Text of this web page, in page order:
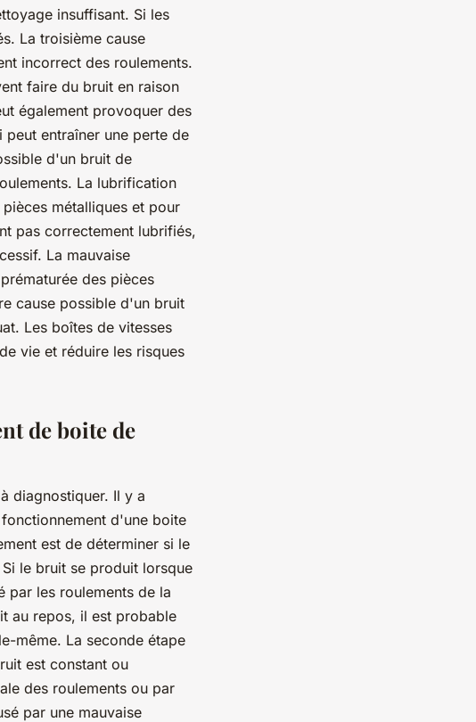
insuffisant. Si les
La troisième cause
incorrect des roulements.
faire du bruit en raison
également provoquer des
entraîner une perte de
d'un bruit de
La lubrification
métalliques et pour
pas correctement lubrifiés,
La mauvaise
des pièces
cause possible d'un bruit
Les boîtes de vitesses
vie et réduire les risques
de boite de
diagnostiquer. Il y a
d'une boite
est de déterminer si le
le bruit se produit lorsque
par les roulements de la
au repos, il est probable
même. La seconde étape
est constant ou
des roulements ou par
par une mauvaise